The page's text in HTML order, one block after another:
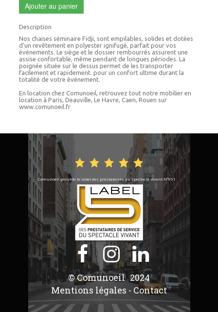
Ajouter au panier
Description
Nos chaises séminaire Fidji, sont empilables, solides et dotées
d'un revêtement en polyester ignifugé, parfait pour vos
événements. Le siège et le dossier rembourrés assurent une
assise confortable, même pendant de longues périodes. La
poignée située sur le dessus permet de les transporter
facilement et rapidement. pour un confort ultime durant la
totalité de votre événement.
En location chez Comunoeil, retrouvez tout notre mobilier en
location à Paris, Deauville, Le Havre, Caen, Rouen sur
www.comunoeil.fr
Comunoeil possède le label des prestataires du spectacle vivant N°951
  
© Comunoeil 2024
Mentions légales - Contact